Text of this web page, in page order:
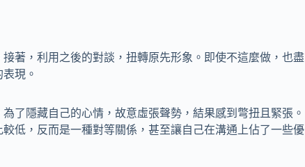
著，利用之後的對談，扭轉原先形象。即使不這麼做，也盡
現。
了隱藏自己的心情，故意虛張聲勢，結果感到彆扭且緊張。
低，反而是一種對等關係，甚至讓自己在溝通上佔了一些優